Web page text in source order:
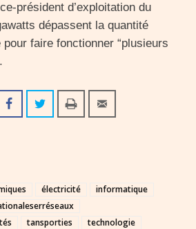
président d’exploitation du
dépassent la quantité
pour faire fonctionner “plusieurs
électricité
informatique
tansporties
technologie